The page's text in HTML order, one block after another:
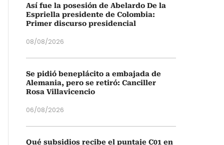
Así fue la posesión de Abelardo De la
Espriella presidente de Colombia:
Primer discurso presidencial
08/08/2026
Se pidió beneplácito a embajada de
Alemania, pero se retiró: Canciller
Rosa Villavicencio
06/08/2026
Qué subsidios recibe el puntaje C01 en